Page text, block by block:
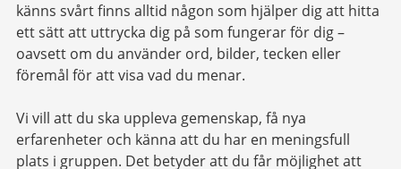
känns svårt finns alltid någon som hjälper dig att hitta
ett sätt att uttrycka dig på som fungerar för dig –
oavsett om du använder ord, bilder, tecken eller
föremål för att visa vad du menar.
Vi vill att du ska uppleva gemenskap, få nya
erfarenheter och känna att du har en meningsfull
plats i gruppen. Det betyder att du får möjlighet att